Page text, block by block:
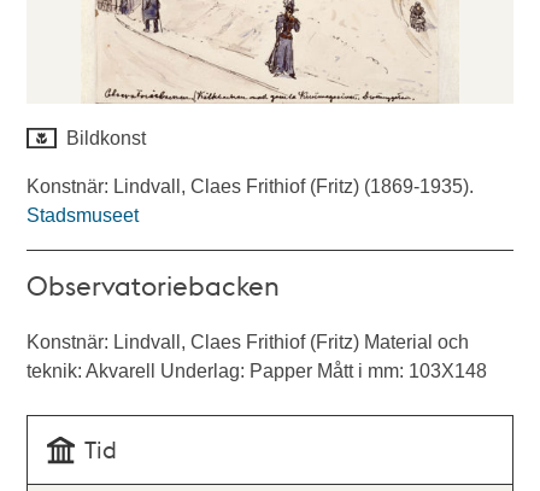
Bildkonst
Konstnär: Lindvall, Claes Frithiof (Fritz) (1869-1935).
Stadsmuseet
Observatoriebacken
Konstnär: Lindvall, Claes Frithiof (Fritz) Material och
teknik: Akvarell Underlag: Papper Mått i mm: 103X148
Tid